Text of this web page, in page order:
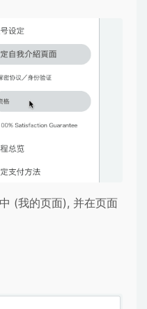
(我的页面), 并在页面